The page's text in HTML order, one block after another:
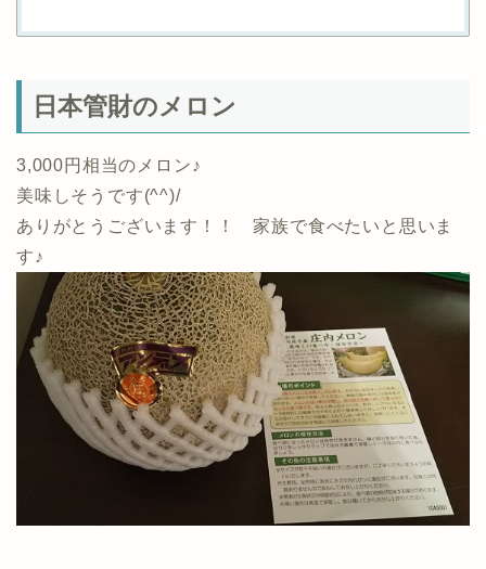
日本管財のメロン
3,000円相当のメロン♪
美味しそうです(^^)/
ありがとうございます！！ 家族で食べたいと思いま
す♪